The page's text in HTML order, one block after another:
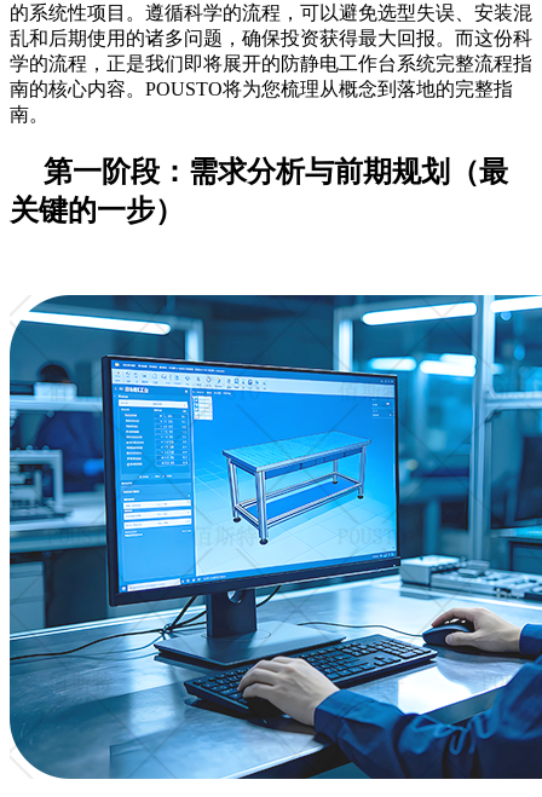
的系统性项目。遵循科学的流程，可以避免选型失误、安装混
乱和后期使用的诸多问题，确保投资获得最大回报。而这份科
学的流程，正是我们即将展开的防静电工作台系统完整流程指
南的核心内容。 POUSTO将为您梳理从概念到落地的完整指
南。
第一阶段：需求分析与前期规划（最
关键的一步）